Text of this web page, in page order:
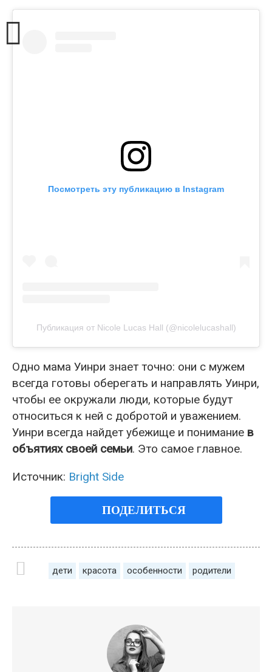
Посмотреть эту публикацию в Instagram
Публикация от Nicole Lucas Hall (@nicolelucashall)
Одно мама Уинри знает точно: они с мужем
всегда готовы оберегать и направлять Уинри,
чтобы ее окружали люди, которые будут
относиться к ней с добротой и уважением.
Уинри всегда найдет убежище и понимание в
объятиях своей семьи. Это самое главное.
Источник: Bright Side
ПОДЕЛИТЬСЯ
дети красота особенности родители